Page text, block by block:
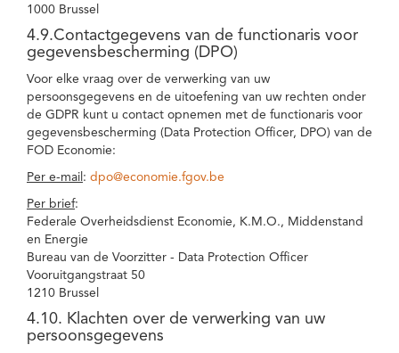
1000 Brussel
4.9.Contactgegevens van de functionaris voor
gegevensbescherming (DPO)
Voor elke vraag over de verwerking van uw
persoonsgegevens en de uitoefening van uw rechten onder
de GDPR kunt u contact opnemen met de functionaris voor
gegevensbescherming (Data Protection Officer, DPO) van de
FOD Economie:
Per e-mail : dpo@economie.fgov.be
Per brief:
Federale Overheidsdienst Economie, K.M.O., Middenstand
en Energie
Bureau van de Voorzitter - Data Protection Officer
Vooruitgangstraat 50
1210 Brussel
4.10. Klachten over de verwerking van uw
persoonsgegevens